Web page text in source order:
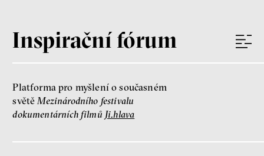
Inspirační fórum
Platforma pro myšlení o současném
světěMezinárodního festivalu
dokumentárních filmů Ji.hlava